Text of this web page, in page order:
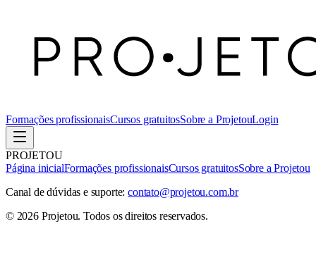
Formações profissionaisCursos gratuitosSobre a ProjetouLogin
PROJETOU
Página inicialFormações profissionaisCursos gratuitosSobre a Projetou
Canal de dúvidas e suporte: contato@projetou.com.br
© 2026 Projetou. Todos os direitos reservados.